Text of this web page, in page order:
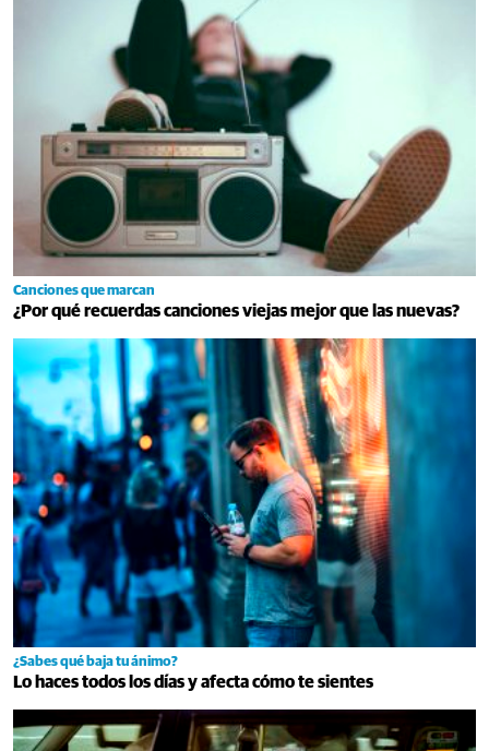
Canciones que marcan
¿Por qué recuerdas canciones viejas mejor que las nuevas?
¿Sabes qué baja tu ánimo?
Lo haces todos los días y afecta cómo te sientes